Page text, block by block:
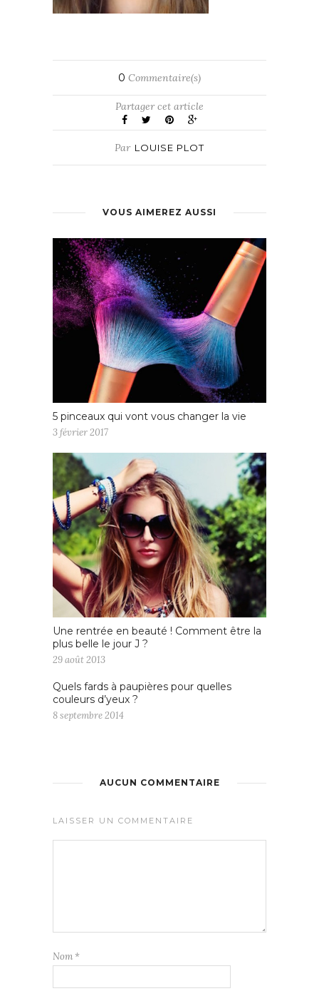
0 Commentaire(s)
Partager cet article
Par LOUISE PLOT
VOUS AIMEREZ AUSSI
5 pinceaux qui vont vous changer la vie
3 février 2017
Une rentrée en beauté ! Comment être la
plus belle le jour J ?
29 août 2013
Quels fards à paupières pour quelles
couleurs d’yeux ?
8 septembre 2014
AUCUN COMMENTAIRE
LAISSER UN COMMENTAIRE
Nom *